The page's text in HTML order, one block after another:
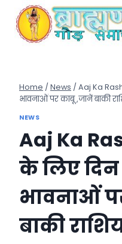
content
Home / News / Aaj Ka
भावनाओं पर काबू ,जानें बाकी
NEWS
Aaj Ka
के लिए
भावनाओं
बाकी